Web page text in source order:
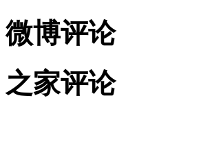
微博评论
之家评论